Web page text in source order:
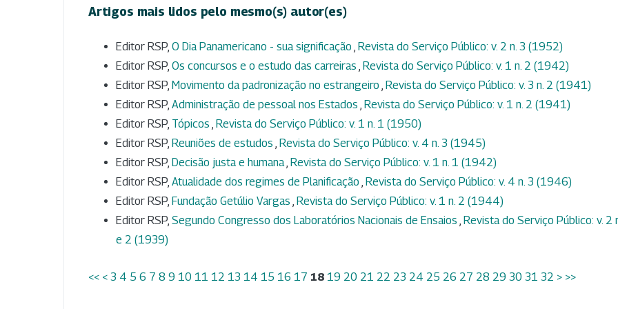
Artigos mais lidos pelo mesmo(s) autor(es)
Editor RSP, O Dia Panamericano - sua significação , Revista do Serviço Público: v. 2 n. 3 (1952)
Editor RSP, Os concursos e o estudo das carreiras , Revista do Serviço Público: v. 1 n. 2 (1942)
Editor RSP, Movimento da padronização no estrangeiro , Revista do Serviço Público: v. 3 n. 2 (1941)
Editor RSP, Administração de pessoal nos Estados , Revista do Serviço Público: v. 1 n. 2 (1941)
Editor RSP, Tópicos , Revista do Serviço Público: v. 1 n. 1 (1950)
Editor RSP, Reuniões de estudos , Revista do Serviço Público: v. 4 n. 3 (1945)
Editor RSP, Decisão justa e humana, Revista do Serviço Público: v. 1 n. 1 (1942)
Editor RSP, Atualidade dos regimes de Planificação , Revista do Serviço Público: v. 4 n. 3 (1946)
Editor RSP, Fundação Getúlio Vargas , Revista do Serviço Público: v. 1 n. 2 (1944)
Editor RSP, Segundo Congresso dos Laboratórios Nacionais de Ensaios , Revista do Serviço Público: v. 2
e 2 (1939)
<< < 3 4 5 6 7 8 9 10 11 12 13 14 15 16 17 18 19 20 21 22 23 24 25 26 27 28 29 30 31 32 > >>